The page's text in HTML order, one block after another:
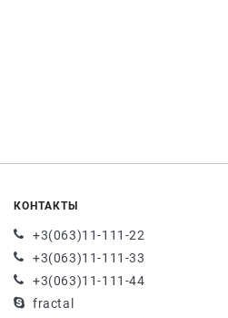
КОНТАКТЫ
+3(063)11-111-22
+3(063)11-111-33
+3(063)11-111-44
fractal